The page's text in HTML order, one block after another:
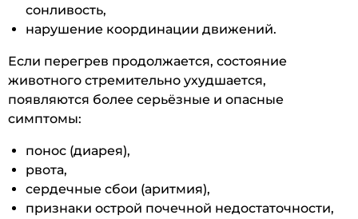
сонливость,
нарушение координации движений.
Если перегрев продолжается, состояние
животного стремительно ухудшается,
появляются более серьёзные и опасные
симптомы:
понос (диарея),
рвота,
сердечные сбои (аритмия),
признаки острой почечной недостаточности,